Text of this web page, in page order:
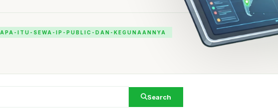
APA-ITU-SEWA-IP-PUBLIC-DAN-KEGUNAANNYA
Search